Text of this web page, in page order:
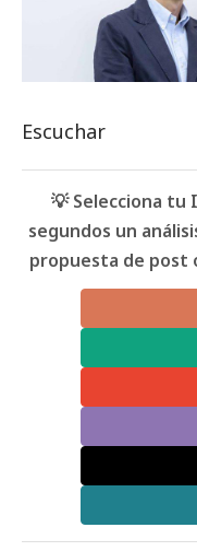
Escuchar
💡 Selecciona
segundos un
propuesta de post